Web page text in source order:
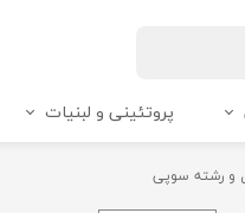
پروتئینی و لبنیات
و رشته سوپی